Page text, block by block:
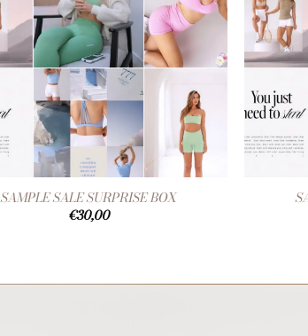
SAMPLE SALE SURPRISE BOX
€30,00